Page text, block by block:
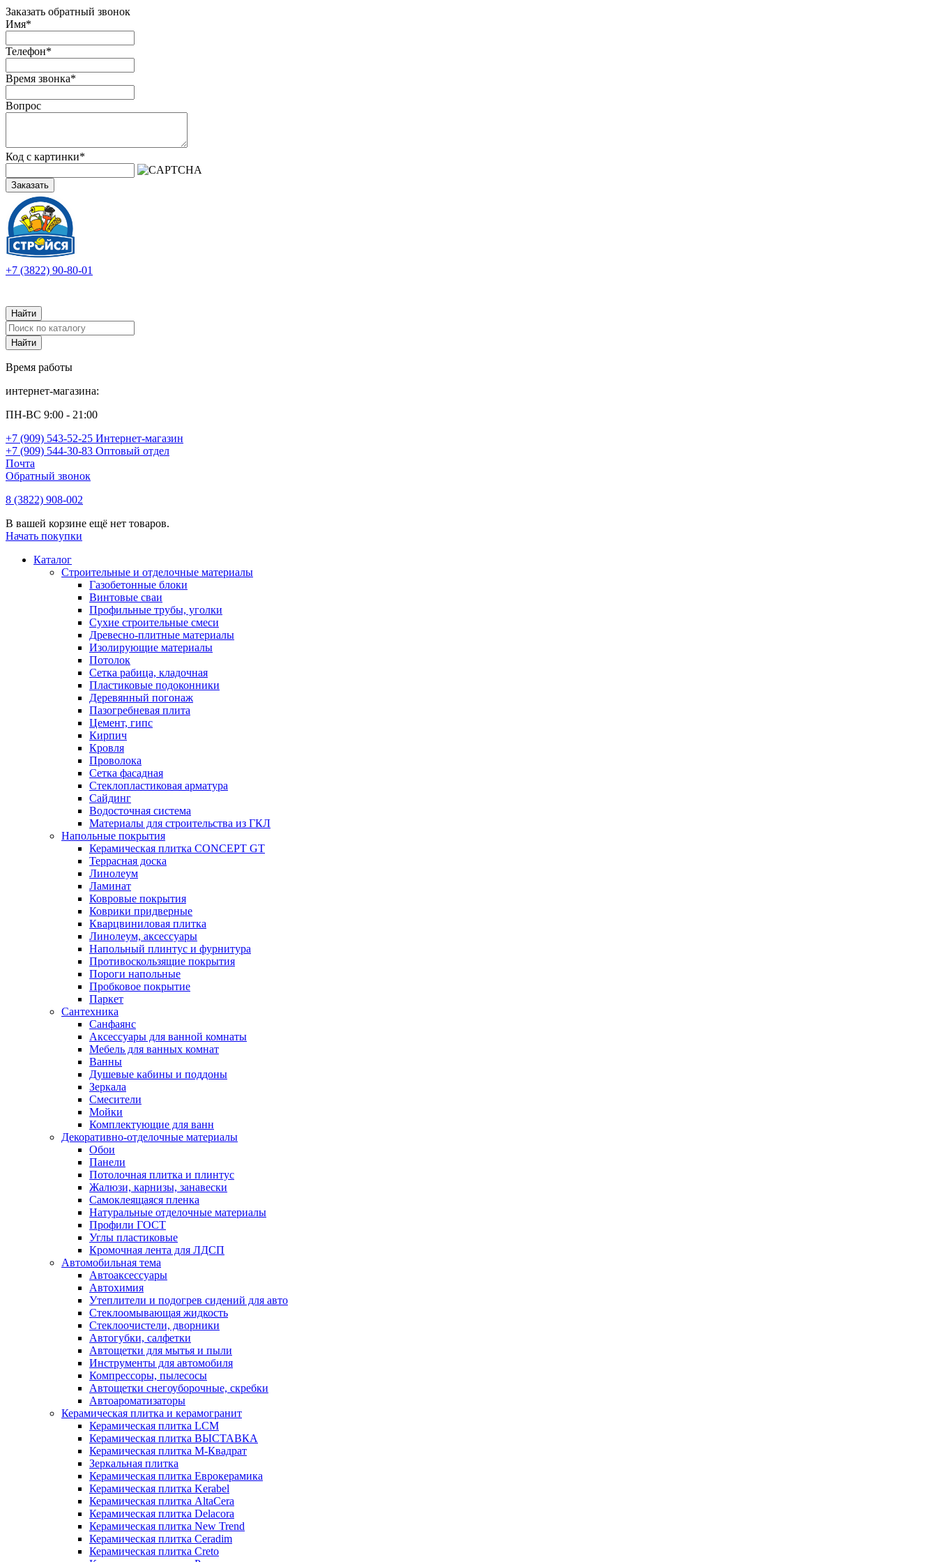
Заказать обратный звонок
Имя*
Телефон*
Время звонка*
Вопрос
Код с картинки*
Заказать
+7 (3822) 90-80-01
Время работы
интернет-магазина:
ПН-ВС 9:00 - 21:00
+7 (909) 543-52-25 Интернет-магазин
+7 (909) 544-30-83 Оптовый отдел
Почта
Обратный звонок
8 (3822) 908-002
В вашей корзине ещё нет товаров.
Начать покупки
Каталог
Строительные и отделочные материалы
Газобетонные блоки
Винтовые сваи
Профильные трубы, уголки
Сухие строительные смеси
Древесно-плитные материалы
Изолирующие материалы
Потолок
Сетка рабица, кладочная
Пластиковые подоконники
Деревянный погонаж
Пазогребневая плита
Цемент, гипс
Кирпич
Кровля
Проволока
Сетка фасадная
Стеклопластиковая арматура
Сайдинг
Водосточная система
Материалы для строительства из ГКЛ
Напольные покрытия
Керамическая плитка CONCEPT GT
Террасная доска
Линолеум
Ламинат
Ковровые покрытия
Коврики придверные
Кварцвиниловая плитка
Линолеум, аксессуары
Напольный плинтус и фурнитура
Противоскользящие покрытия
Пороги напольные
Пробковое покрытие
Паркет
Сантехника
Санфаянс
Аксессуары для ванной комнаты
Мебель для ванных комнат
Ванны
Душевые кабины и поддоны
Зеркала
Смесители
Мойки
Комплектующие для ванн
Декоративно-отделочные материалы
Обои
Панели
Потолочная плитка и плинтус
Жалюзи, карнизы, занавески
Самоклеящаяся пленка
Натуральные отделочные материалы
Профили ГОСТ
Углы пластиковые
Кромочная лента для ЛДСП
Автомобильная тема
Автоаксессуары
Автохимия
Утеплители и подогрев сидений для авто
Стеклоомывающая жидкость
Стеклоочистели, дворники
Автогубки, салфетки
Автощетки для мытья и пыли
Инструменты для автомобиля
Компрессоры, пылесосы
Автощетки снегоуборочные, скребки
Автоароматизаторы
Керамическая плитка и керамогранит
Керамическая плитка LCM
Керамическая плитка ВЫСТАВКА
Керамическая плитка М-Квадрат
Зеркальная плитка
Керамическая плитка Еврокерамика
Керамическая плитка Kerabel
Керамическая плитка AltaCera
Керамическая плитка Delacora
Керамическая плитка New Trend
Керамическая плитка Ceradim
Керамическая плитка Creto